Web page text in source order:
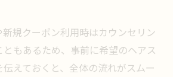
規クーポン利用時はカウンセリン
もあるため、事前に希望のヘアス
えておくと、全体の流れがスムー